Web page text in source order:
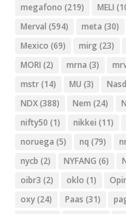
megafono (219) MELI
Merval (594) meta (30)
Mexico (69) mirg (23)
MORI (2) mrna (3)
mstr(14) MU (3)
NDX(388) Nem (24)
nifty50 (1) nikkei (11)
noruega (5) nq (79)
nycb (2) NYFANG (6)
oibr3 (2) oklo (1)
oxy(24) Paas (31)